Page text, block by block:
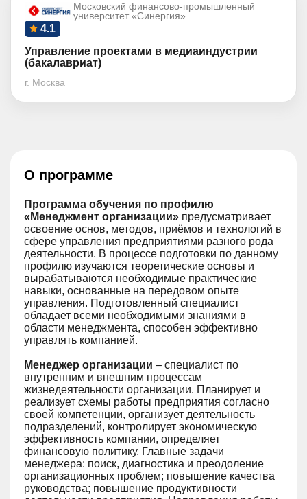
Московский финансово-промышленный
университет «Синергия»
4.1
Управление проектами в медиаиндустрии
(бакалавриат)
г. Москва
О программе
Программа обучения по профилю
«Менеджмент организации» предусматривает
освоение основ, методов, приёмов и технологий в
сфере управления предприятиями разного рода
деятельности. В процессе подготовки по данному
профилю изучаются теоретические основы и
вырабатываются необходимые практические
навыки, основанные на передовом опыте
управления. Подготовленный специалист
обладает всеми необходимыми знаниями в
области менеджмента, способен эффективно
управлять компанией.
Менеджер организации – специалист по
внутренним и внешним процессам
жизнедеятельности организации. Планирует и
реализует схемы работы предприятия согласно
своей компетенции, организует деятельность
подразделений, контролирует экономическую
эффективность компании, определяет
финансовую политику. Главные задачи
менеджера: поиск, диагностика и преодоление
организационных проблем; повышение качества
руководства; повышение продуктивности